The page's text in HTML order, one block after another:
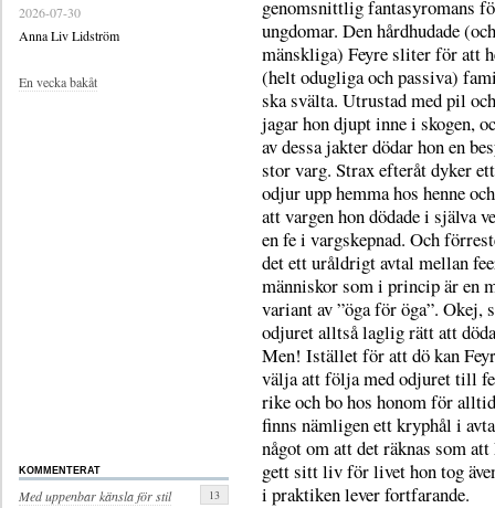
genomsnittlig fantasyromans
ungdomar. Den hårdhudade (och
mänskliga) Feyre sliter för att
(helt odugliga och passiva)
ska svälta. Utrustad med pil
jagar hon djupt inne i skogen,
av dessa jakter dödar hon en
stor varg. Strax efteråt dyker
odjur upp hemma hos henne
att vargen hon dödade i själva
en fe i vargskepnad. Och
det ett uråldrigt avtal mellan
människor som i princip är en
variant av ”öga för öga”. Okej,
odjuret alltså laglig rätt att
Men! Istället för att dö kan
välja att följa med odjuret till
rike och bo hos honom för
finns nämligen ett kryphål i
något om att det räknas som att
gett sitt liv för livet hon tog
i praktiken lever fortfarande.
2026-07-30
Anna Liv Lidström
En vecka bakåt
KOMMENTERAT
Med uppenbar känsla för stil 13